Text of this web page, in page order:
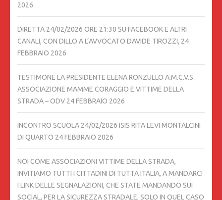
2026
DIRETTA 24/02/2026 ORE 21:30 SU FACEBOOK E ALTRI
CANALI, CON DILLO A L’AVVOCATO DAVIDE TIROZZI, 24
FEBBRAIO 2026
TESTIMONE LA PRESIDENTE ELENA RONZULLO A.M.C.V.S.
ASSOCIAZIONE MAMME CORAGGIO E VITTIME DELLA
STRADA – ODV 24 FEBBRAIO 2026
INCONTRO SCUOLA 24/02/2026 ISIS RITA LEVI MONTALCINI
DI QUARTO 24 FEBBRAIO 2026
NOI COME ASSOCIAZIONI VITTIME DELLA STRADA,
INVITIAMO TUTTI I CITTADINI DI TUTTA ITALIA, A MANDARCI
I LINK DELLE SEGNALAZIONI, CHE STATE MANDANDO SUI
SOCIAL, PER LA SICUREZZA STRADALE, SOLO IN QUEL CASO